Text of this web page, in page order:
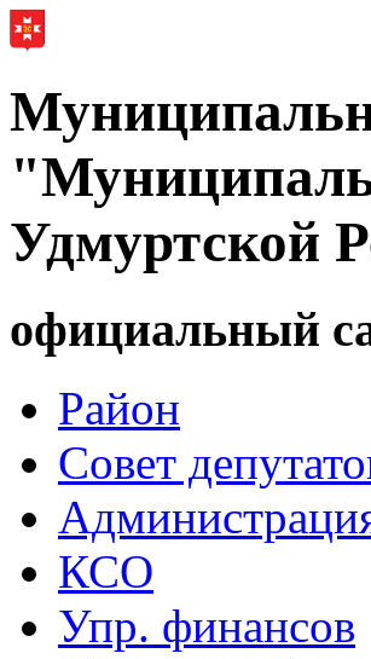
Удмуртской
официальный
Район
Совет
КСО
Упр. финансов